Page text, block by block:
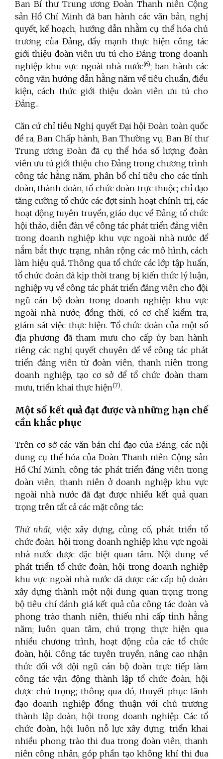
Ban Bí thư Trung ương Đoàn Thanh niên Cộng
sản Hồ Chí Minh đã ban hành các văn bản, nghị
quyết, kế hoạch, hướng dẫn nhằm cụ thể hóa chủ
trương của Đảng, đẩy mạnh thực hiện công tác
giới thiệu đoàn viên ưu tú cho Đảng trong doanh
nghiệp khu vực ngoài nhà nước(6); ban hành các
công văn hướng dẫn hằng năm về tiêu chuẩn, điều
kiện, cách thức giới thiệu đoàn viên ưu tú cho
Đảng...
Căn cứ chỉ tiêu Nghị quyết Đại hội Đoàn toàn quốc
đề ra, Ban Chấp hành, Ban Thường vụ, Ban Bí thư
Trung ương Đoàn đã cụ thể hóa số lượng đoàn
viên ưu tú giới thiệu cho Đảng trong chương trình
công tác hằng năm, phân bổ chỉ tiêu cho các tỉnh
đoàn, thành đoàn, tổ chức đoàn trực thuộc; chỉ đạo
tăng cường tổ chức các đợt sinh hoạt chính trị, các
hoạt động tuyên truyền, giáo dục về Đảng; tổ chức
hội thảo, diễn đàn về công tác phát triển đảng viên
trong doanh nghiệp khu vực ngoài nhà nước để
nắm bắt thực trạng, nhân rộng các mô hình, cách
làm hiệu quả. Thông qua tổ chức các lớp tập huấn,
tổ chức đoàn đã kịp thời trang bị kiến thức lý luận,
nghiệp vụ về công tác phát triển đảng viên cho đội
ngũ cán bộ đoàn trong doanh nghiệp khu vực
ngoài nhà nước; đồng thời, có cơ chế kiểm tra,
giám sát việc thực hiện. Tổ chức đoàn của một số
địa phương đã tham mưu cho cấp ủy ban hành
riêng các nghị quyết chuyên đề về công tác phát
triển đảng viên từ đoàn viên, thanh niên trong
doanh nghiệp, tạo cơ sở để tổ chức đoàn tham
mưu, triển khai thực hiện(7).
Một số kết quả đạt được và những hạn chế
cần khắc phục
Trên cơ sở các văn bản chỉ đạo của Đảng, các nội
dung cụ thể hóa của Đoàn Thanh niên Cộng sản
Hồ Chí Minh, công tác phát triển đảng viên trong
đoàn viên, thanh niên ở doanh nghiệp khu vực
ngoài nhà nước đã đạt được nhiều kết quả quan
trọng trên tất cả các mặt công tác:
Thứ nhất, việc xây dựng, củng cố, phát triển tổ
chức đoàn, hội trong doanh nghiệp khu vực ngoài
nhà nước được đặc biệt quan tâm. Nội dung về
phát triển tổ chức đoàn, hội trong doanh nghiệp
khu vực ngoài nhà nước đã được các cấp bộ đoàn
xây dựng thành một nội dung quan trọng trong
bộ tiêu chí đánh giá kết quả của công tác đoàn và
phong trào thanh niên, thiếu nhi cấp tỉnh hằng
năm; luôn quan tâm, chú trọng thực hiện qua
nhiều chương trình, hoạt động của các tổ chức
đoàn, hội. Công tác tuyên truyền, nâng cao nhận
thức đối với đội ngũ cán bộ đoàn trực tiếp làm
công tác vận động thành lập tổ chức đoàn, hội
được chú trọng; thông qua đó, thuyết phục lãnh
đạo doanh nghiệp đồng thuận với chủ trương
thành lập đoàn, hội trong doanh nghiệp. Các tổ
chức đoàn, hội luôn nỗ lực xây dựng, triển khai
nhiều phong trào thi đua trong đoàn viên, thanh
niên công nhân, góp phần tạo không khí thi đua